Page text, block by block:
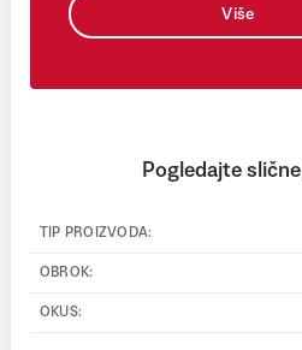
Više
Pogledajte
TIP PROIZVODA:
OBROK:
OKUS: